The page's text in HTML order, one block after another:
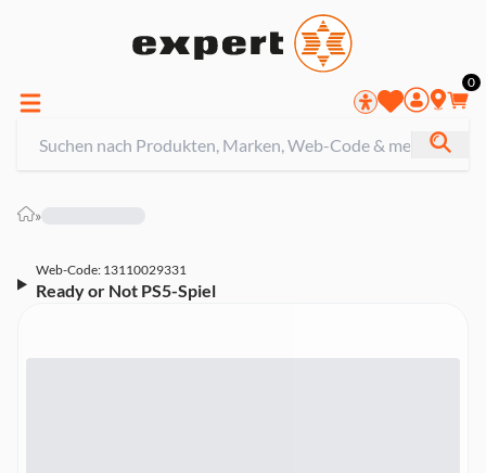
0
»
Web-Code: 13110029331
Ready or Not PS5-Spiel